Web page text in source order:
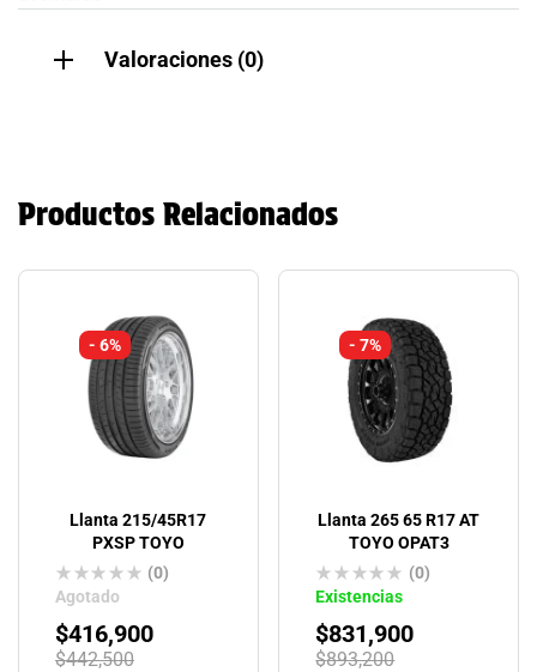
Valoraciones (0)
Productos Relacionados
- 6%
Llanta 215/45R17
PXSP TOYO
(0)
Agotado
$442,500
$416,900
- 7%
Llanta 265 65 R17 AT
TOYO OPAT3
(0)
Existencias
$893,200
$831,900